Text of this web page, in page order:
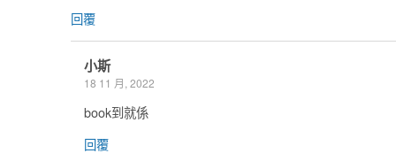
回覆
小斯
18 11 月, 2022
book到就係
回覆